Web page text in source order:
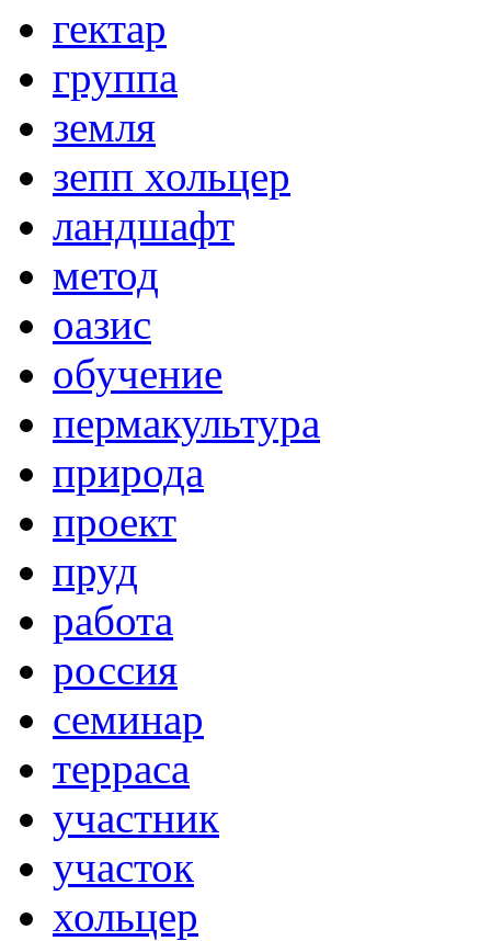
гектар
группа
земля
зепп хольцер
ландшафт
метод
оазис
обучение
пермакультура
природа
проект
пруд
работа
россия
семинар
терраса
участник
участок
хольцер